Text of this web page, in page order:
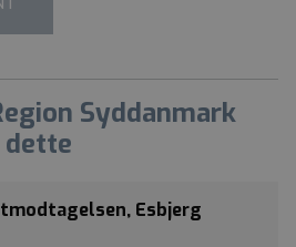
Syddanmark
dette
Esbjerg